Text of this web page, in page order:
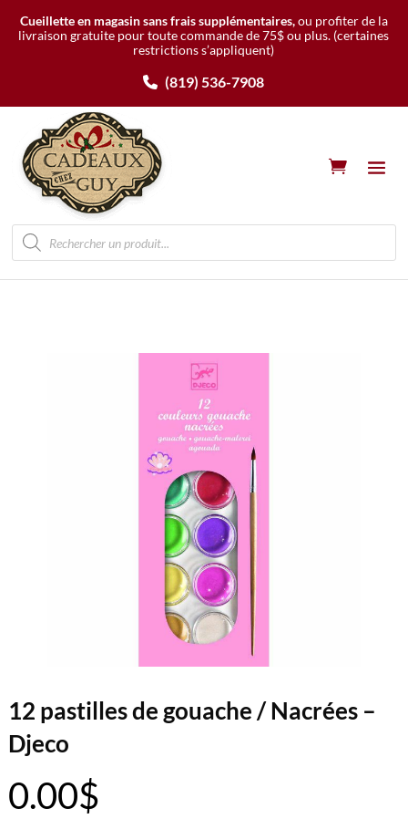
Cueillette en magasin sans frais supplémentaires,ou profiter de la
livraison gratuite pour toute commande de 75$ ou plus. (certaines
restrictions s’appliquent)
(819) 536-7908
Recherche
de
produits
12 pastilles de gouache / Nacrées –
Djeco
0.00$